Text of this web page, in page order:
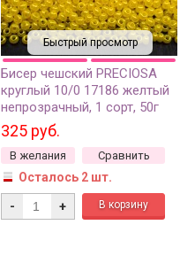
Быстрый просмотр
Бисер чешский PRECIOSA
круглый 10/0 17186 желтый
непрозрачный, 1 сорт, 50г
325 руб.
В желания Сравнить
Осталось 2 шт.
- +